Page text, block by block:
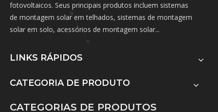
fotovoltaicos. Seus principais produtos incluem sistemas
de montagem solar em telhados, sistemas de montagem
solar em solo, acessórios de montagem solar...
LINKS RÁPIDOS
CATEGORIA DE PRODUTO
CATEGORIAS DE PRODUTOS